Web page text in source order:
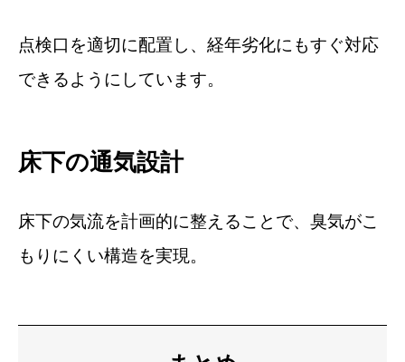
点検口を適切に配置し、経年劣化にもすぐ対応
できるようにしています。
床下の通気設計
床下の気流を計画的に整えることで、臭気がこ
もりにくい構造を実現。